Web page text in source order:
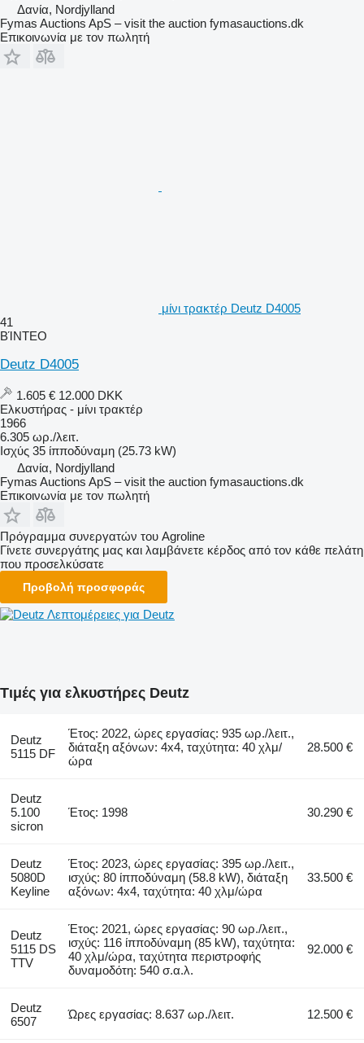
Δανία, Nordjylland
Fymas Auctions ApS – visit the auction fymasauctions.dk
Επικοινωνία με τον πωλητή
μίνι τρακτέρ Deutz D4005
41
ΒΊΝΤΕΟ
Deutz D4005
1.605 € 12.000 DKK
Ελκυστήρας - μίνι τρακτέρ
1966
6.305 ωρ./λειτ.
Ισχύς 35 ίπποδύναμη (25.73 kW)
Δανία, Nordjylland
Fymas Auctions ApS – visit the auction fymasauctions.dk
Επικοινωνία με τον πωλητή
Πρόγραμμα συνεργατών του Agroline
Γίνετε συνεργάτης μας και λαμβάνετε κέρδος από τον κάθε πελάτη
που προσελκύσατε
Προβολή προσφοράς
Λεπτομέρειες για Deutz
Τιμές για ελκυστήρες Deutz
Deutz
5115 DF
Έτος: 2022, ώρες εργασίας: 935 ωρ./λειτ.,
διάταξη αξόνων: 4x4, ταχύτητα: 40 χλμ/
ώρα
28.500 €
Deutz
5.100
sicron
Έτος: 1998 30.290 €
Deutz
5080D
Keyline
Έτος: 2023, ώρες εργασίας: 395 ωρ./λειτ.,
ισχύς: 80 ίπποδύναμη (58.8 kW), διάταξη
αξόνων: 4x4, ταχύτητα: 40 χλμ/ώρα
33.500 €
Deutz
5115 DS
TTV
Έτος: 2021, ώρες εργασίας: 90 ωρ./λειτ.,
ισχύς: 116 ίπποδύναμη (85 kW), ταχύτητα:
40 χλμ/ώρα, ταχύτητα περιστροφής
δυναμοδότη: 540 σ.α.λ.
92.000 €
Deutz
6507
Ώρες εργασίας: 8.637 ωρ./λειτ. 12.500 €